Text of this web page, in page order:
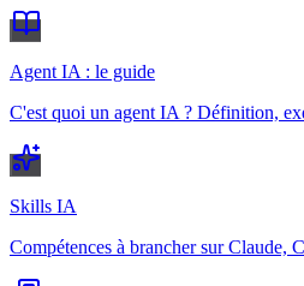
Agent IA : le guide
C'est quoi un agent IA ? Définition,
Skills IA
Compétences à brancher sur Claude,